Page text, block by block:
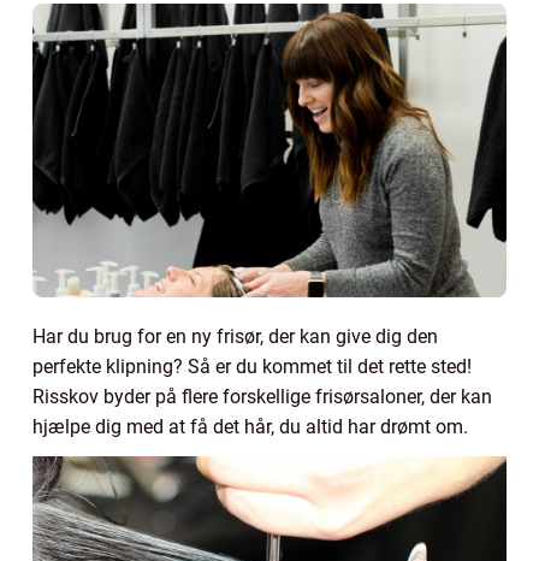
Har du brug for en ny frisør, der kan give dig den
perfekte klipning? Så er du kommet til det rette sted!
Risskov byder på flere forskellige frisørsaloner, der kan
hjælpe dig med at få det hår, du altid har drømt om.